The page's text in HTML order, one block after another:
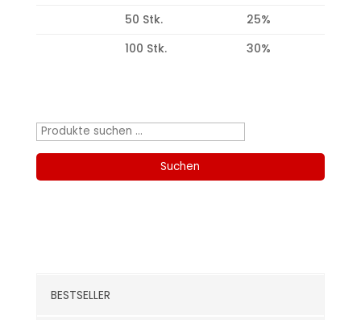
50 Stk.
25%
100 Stk.
30%
Suchen
Suchen
BESTSELLER